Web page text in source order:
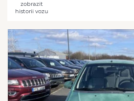
zobrazit
historii vozu